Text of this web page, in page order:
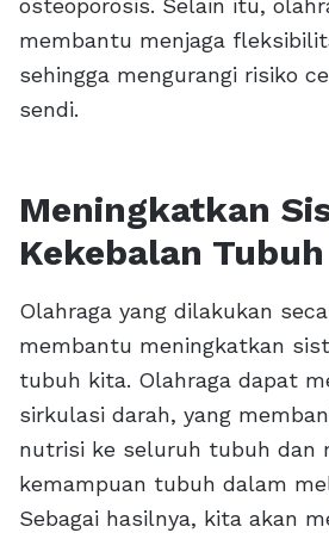
osteoporosis. Selain itu,
membantu menjaga
sehingga mengurangi risiko
sendi.
Meningkatkan
Kekebalan Tubuh
Olahraga yang dilakukan
membantu meningkatkan
tubuh kita. Olahraga dapat
sirkulasi darah, yang
nutrisi ke seluruh tubuh dan
kemampuan tubuh dalam
Sebagai hasilnya, kita akan